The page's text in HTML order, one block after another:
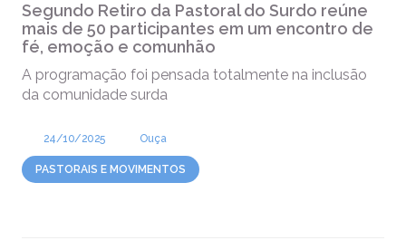
Segundo Retiro da Pastoral do Surdo reúne
mais de 50 participantes em um encontro de
fé, emoção e comunhão
A programação foi pensada totalmente na inclusão
da comunidade surda
24/10/2025 Ouça
PASTORAIS E MOVIMENTOS